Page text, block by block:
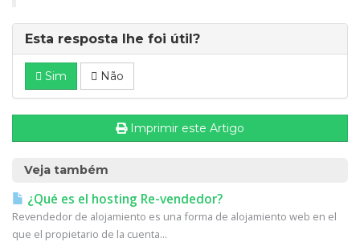
Esta resposta lhe foi útil?
Sim Não
Imprimir este Artigo
Veja também
¿Qué es el hosting Re-vendedor?
Revendedor de alojamiento es una forma de alojamiento web en el
que el propietario de la cuenta...